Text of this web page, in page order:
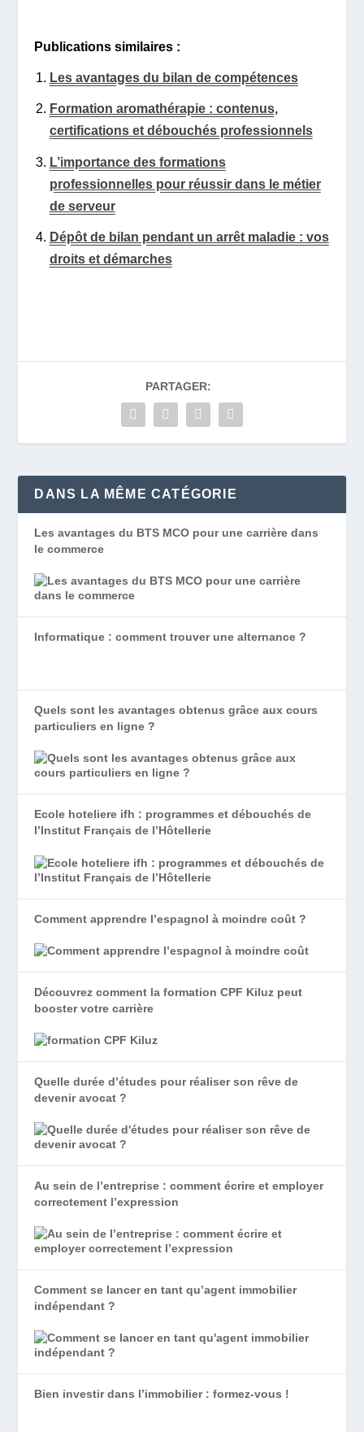
Publications similaires :
Les avantages du bilan de compétences
Formation aromathérapie : contenus,
certifications et débouchés professionnels
L’importance des formations
professionnelles pour réussir dans le métier
de serveur
Dépôt de bilan pendant un arrêt maladie : vos
droits et démarches
PARTAGER:
DANS LA MÊME CATÉGORIE
Les avantages du BTS MCO pour une carrière dans
le commerce
Informatique : comment trouver une alternance ?
Quels sont les avantages obtenus grâce aux cours
particuliers en ligne ?
Ecole hoteliere ifh : programmes et débouchés de
l’Institut Français de l’Hôtellerie
Comment apprendre l’espagnol à moindre coût ?
Découvrez comment la formation CPF Kiluz peut
booster votre carrière
Quelle durée d’études pour réaliser son rêve de
devenir avocat ?
Au sein de l’entreprise : comment écrire et employer
correctement l’expression
Comment se lancer en tant qu’agent immobilier
indépendant ?
Bien investir dans l’immobilier : formez-vous !